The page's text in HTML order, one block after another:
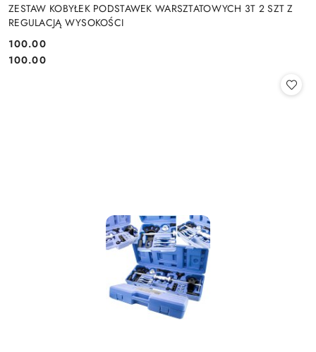
ZESTAW KOBYŁEK PODSTAWEK WARSZTATOWYCH 3T 2 SZT Z
REGULACJĄ WYSOKOŚCI
Cena:
100.00
Cena:
100.00